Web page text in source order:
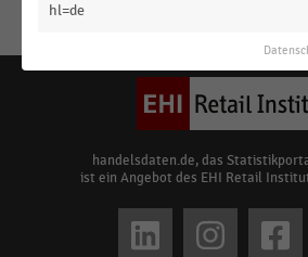
ANZEIGEN
Ergebnisse
handelsdaten.de, das
ist ein Angebot des EHI Retail
hl=de